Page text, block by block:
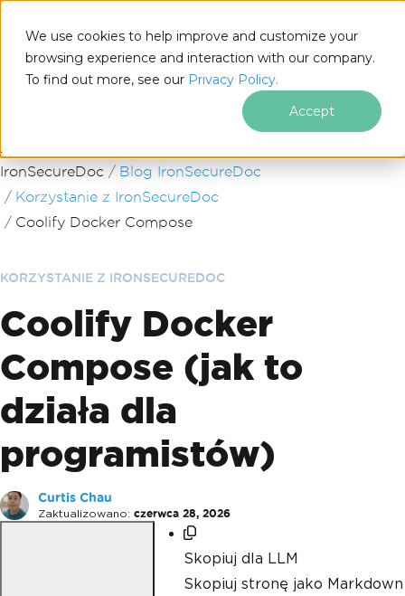
We use cookies to help improve and customize your
browsing experience and interaction with our company.
To find out more, see our Privacy Policy.
Accept
Przejdź do treści stopki
IronSecureDoc
Blog IronSecureDoc
Korzystanie z IronSecureDoc
Coolify Docker Compose
KORZYSTANIE Z IRONSECUREDOC
Coolify Docker
Compose (jak to
działa dla
programistów)
Curtis Chau
Zaktualizowano: czerwca 28, 2026
Skopiuj dla LLM
Skopiuj stronę jako